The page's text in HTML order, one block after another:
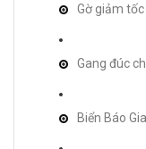
Gờ giảm
Gang đúc
Biển Báo